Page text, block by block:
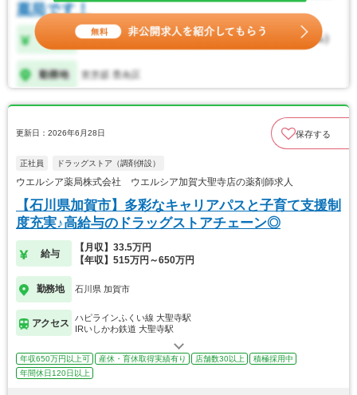
更新日：2026年6月28日 保存する
正社員 ドラッグストア（調剤併設）
ウエルシア薬局株式会社 ウエルシア加賀大聖寺店の薬剤師求人
【石川県加賀市】多彩なキャリアパスと子育て支援制
度充実♪高給与のドラッグストアチェーン◎
給与
【月収】33.5万円
【年収】515万円～650万円
勤務地 石川県 加賀市
アクセス
ハピラインふくい線 大聖寺駅
IRいしかわ鉄道 大聖寺駅
年収650万円以上可 産休・育休取得実績有り 店舗数30以上
積極採用中
年間休日120日以上